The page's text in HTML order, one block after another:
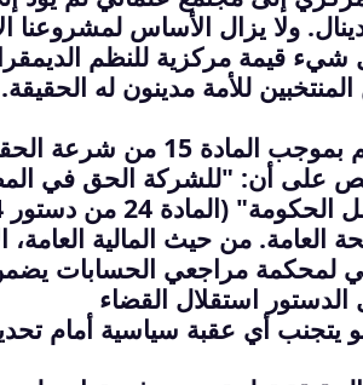
ولا يزال الأساس لمشروعنا
شيء قيمة مركزية للنظم
للأمة مدينون له
15 من شرعة الحقوق
على أن: "للشركة الحق في
24 من دستور 4 أكتوبر 1958) ل
من حيث المالية العامة،
لمحكمة مراجعي الحسابات
استقلال القضاء